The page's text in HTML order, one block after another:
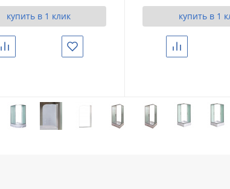
купить в 1 клик
Сравнить Избранное
купить в 1
Сравнить